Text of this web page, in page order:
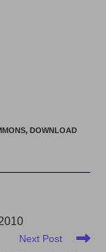
, DOWNLOAD
Next Post